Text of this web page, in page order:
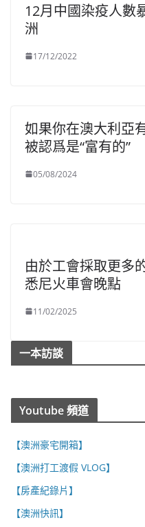
12月中國染疫人數
洲
17/12/2022
如果你在澳大利亞
被認爲是“富有的”
05/08/2024
由於工會採取更多
悉尼火車會晚點
11/02/2025
一本訪談
Youtube 頻道
【澳洲豪宅開箱】
【澳洲打工渡假 VLOG】
【房產紀錄片】
【澳洲快訊】